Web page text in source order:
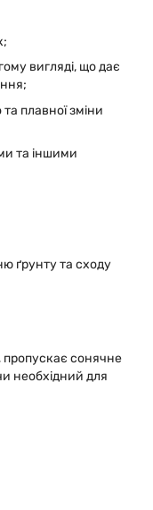
вигляді, що дає
плавної зміни
та іншими
ґрунту та сходу
пропускає сонячне
необхідний для